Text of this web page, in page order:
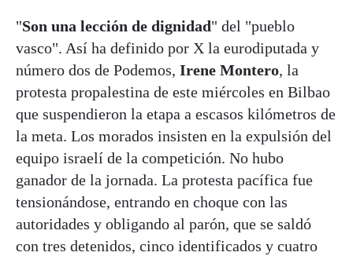
"Son una lección de dignidad" del "pueblo
vasco". Así ha definido por X la eurodiputada y
número dos de Podemos, Irene Montero, la
protesta propalestina de este miércoles en Bilbao
que suspendieron la etapa a escasos kilómetros de
la meta. Los morados insisten en la expulsión del
equipo israelí de la competición. No hubo
ganador de la jornada. La protesta pacífica fue
tensionándose, entrando en choque con las
autoridades y obligando al parón, que se saldó
con tres detenidos, cinco identificados y cuatro